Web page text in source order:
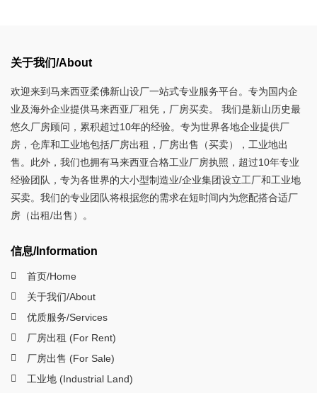
关于我们/About
欢迎来到马来西亚柔佛新山设厂一站式专业服务平台。专为国内企
业及海外企业提供马来西亚厂租凭，厂房买卖。 我们是新山历史最
悠久厂房顾问，累积超过10年的经验。专为世界各地企业提供厂
房，仓库和工业地包括厂房出租，厂房出售（买卖），工业地出
售。此外，我们也拥有马来西亚合格工业厂房执照，超过10年专业
经验团队，专为各世界的大小型制造业/企业集团设立工厂和工业地
买卖。我们的专业团队将根据您的需求在短时间内为您配搭合适厂
房（出租/出售）。
信息/Information
首页/Home
关于我们/About
优质服务/Services
厂房出租 (For Rent)
厂房出售 (For Sale)
工业地 (Industrial Land)